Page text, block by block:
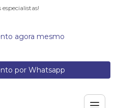
agora mesmo
por Whatsapp